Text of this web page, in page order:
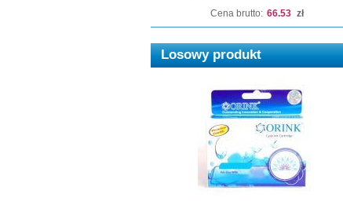
Cena brutto: 66.53 zł
Losowy produkt